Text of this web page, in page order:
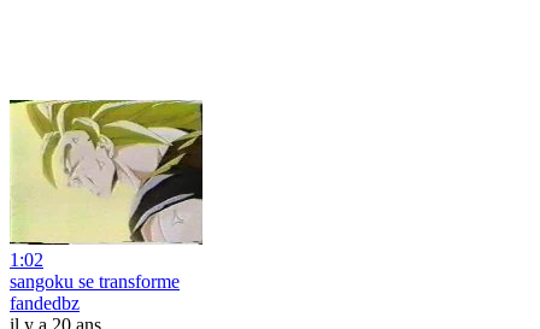
1:02
sangoku se transforme
fandedbz